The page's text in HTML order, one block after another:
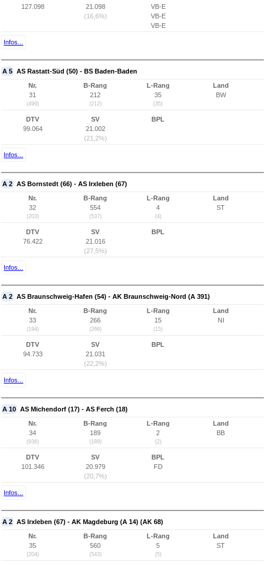
127.098
21.098
(16,6%)
VB-E
VB-E
VB-E
Infos...
A 5 AS Rastatt-Süd (50) - BS Baden-Baden
Nr.
31
(499)
B-Rang
212
(212)
L-Rang
35
(35)
Land
BW
DTV
99.064
SV
21.002
(21,2%)
BPL
Infos...
A 2 AS Bornstedt (66) - AS Irxleben (67)
Nr.
32
(203)
B-Rang
554
(537)
L-Rang
4
(4)
Land
ST
DTV
76.422
SV
21.016
(27,5%)
BPL
Infos...
A 2 AS Braunschweig-Hafen (54) - AK Braunschweig-Nord (A 391)
Nr.
33
(194)
B-Rang
266
(266)
L-Rang
15
(15)
Land
NI
DTV
94.733
SV
21.031
(22,2%)
BPL
Infos...
A 10 AS Michendorf (17) - AS Ferch (18)
Nr.
34
(936)
B-Rang
189
(189)
L-Rang
2
(2)
Land
BB
DTV
101.346
SV
20.979
(20,7%)
BPL
FD
Infos...
A 2 AS Irxleben (67) - AK Magdeburg (A 14) (AK 68)
Nr.
35
(204)
B-Rang
560
(543)
L-Rang
5
(5)
Land
ST